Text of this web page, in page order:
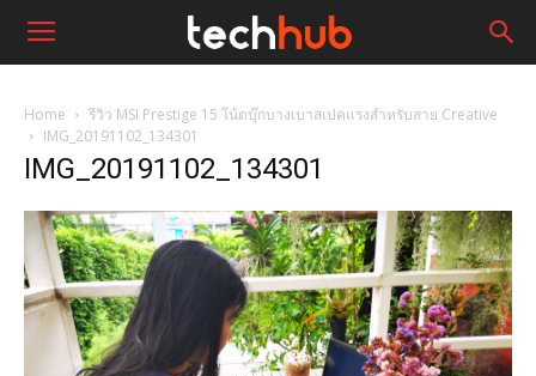
Home
รีวิว MSI Prestige 15 โน้ตบุ๊กบางเบาสเปคแรงสำหรับสาย Creative
IMG_20191102_134301
IMG_20191102_134301